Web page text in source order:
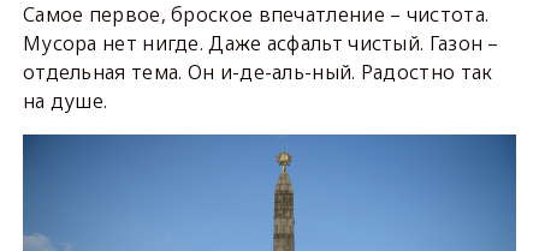
Самое первое, броское впечатление – чистота.
Мусора нет нигде. Даже асфальт чистый. Газон –
отдельная тема. Он и-де-аль-ный. Радостно так
на душе.